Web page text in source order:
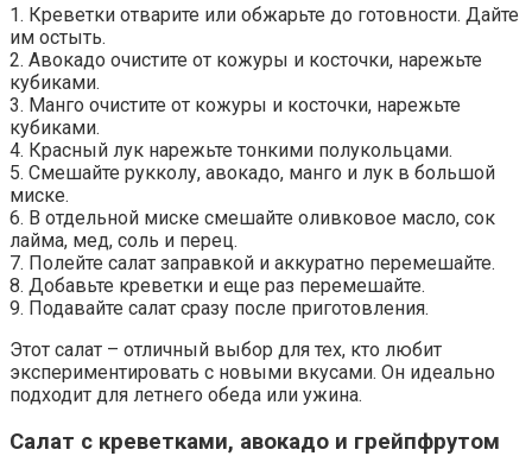
1. Креветки отварите или обжарьте до готовности. Дайте
им остыть.
2. Авокадо очистите от кожуры и косточки, нарежьте
кубиками.
3. Манго очистите от кожуры и косточки, нарежьте
кубиками.
4. Красный лук нарежьте тонкими полукольцами.
5. Смешайте рукколу, авокадо, манго и лук в большой
миске.
6. В отдельной миске смешайте оливковое масло, сок
лайма, мед, соль и перец.
7. Полейте салат заправкой и аккуратно перемешайте.
8. Добавьте креветки и еще раз перемешайте.
9. Подавайте салат сразу после приготовления.
Этот салат – отличный выбор для тех, кто любит
экспериментировать с новыми вкусами. Он идеально
подходит для летнего обеда или ужина.
Салат с креветками, авокадо и грейпфрутом